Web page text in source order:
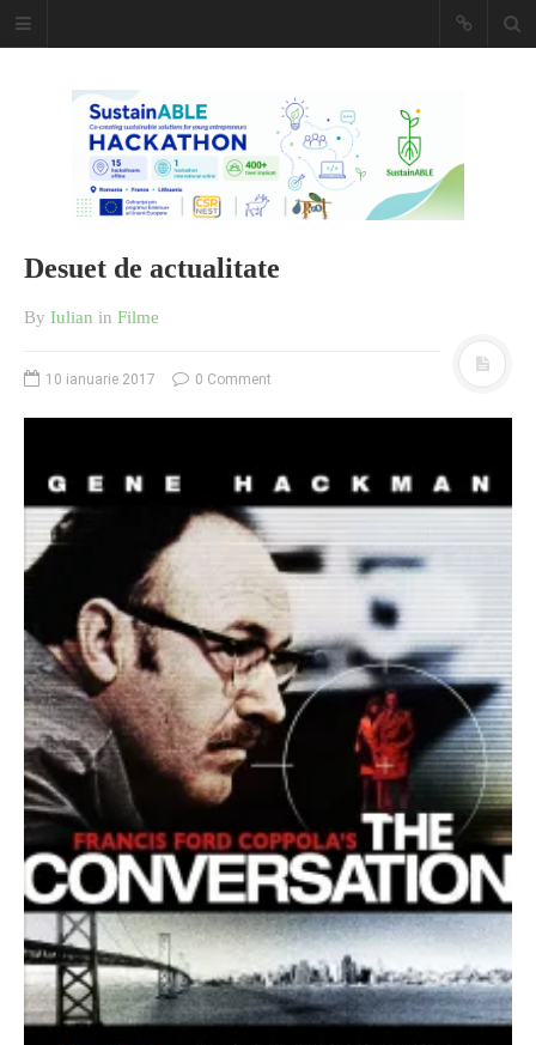
Caiet de
insemnari
DESCARCĂ!
O poveste in care sexul se
confunda cu dragostea,
cinismul cu idealismul si
poezia cu umorul.
DESCARCĂ!
Desuet de actualitate
By Iulian in Filme
10 ianuarie 2017 0 Comment